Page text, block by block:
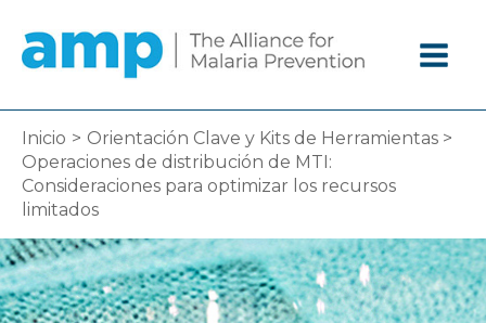
contenido
Inicio
Orientación Clave y Kits de Herramientas
Operaciones de distribución de MTI:
Consideraciones para optimizar los recursos
limitados